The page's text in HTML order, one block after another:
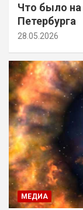
Что было на
Петербурга
28.05.2026
МЕДИА